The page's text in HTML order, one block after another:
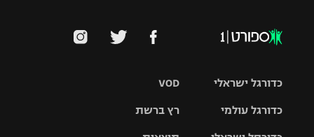
VOD
רץ ברשת
כדורגל ישראלי
כדורגל עולמי